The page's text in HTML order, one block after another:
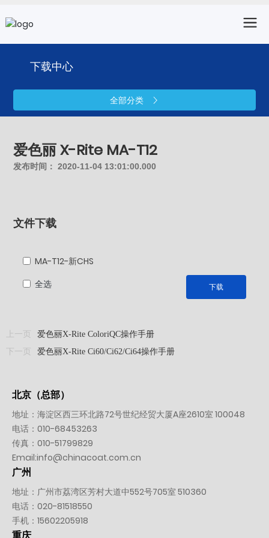
下载中心
全部分类
爱色丽 X-Rite MA-T12
发布时间： 2020-11-04 13:01:00.000
文件下载
MA-T12-新CHS
全选
下载
上一页
爱色丽X-Rite ColoriQC操作手册
下一页
爱色丽X-Rite Ci60/Ci62/Ci64操作手册
北京（总部）
地址：海淀区西三环北路72号世纪经贸大厦A座2610室 100048
电话： 010-68453263
传真：010-51799829
Email:info@chinacoat.com.cn
广州
地址：广州市荔湾区芳村大道中552号705室 510360
电话： 020-81518550
手机： 15602205918